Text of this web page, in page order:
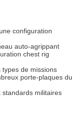
configuration
auto-agrippant
chest rig
de missions
porte-plaques du
militaires